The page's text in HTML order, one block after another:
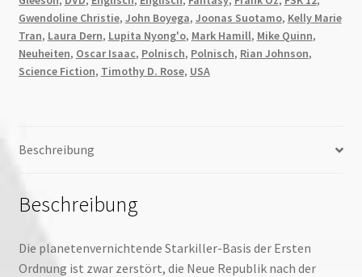
Gwendoline Christie, John Boyega, Joonas Suotamo, Kelly Marie
Tran, Laura Dern, Lupita Nyong'o, Mark Hamill, Mike Quinn,
Neuheiten, Oscar Isaac, Polnisch, Polnisch, Rian Johnson,
Science Fiction, Timothy D. Rose, USA
Beschreibung
Beschreibung
Die planetenvernichtende Starkiller-Basis der Ersten
Ordnung ist zwar zerstört, die Neue Republik nach der